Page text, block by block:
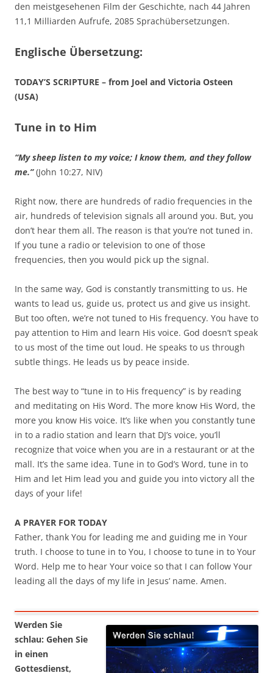
den meistgesehenen Film der Geschichte, nach 44 Jahren
11,1 Milliarden Aufrufe, 2085 Sprachübersetzungen.
Englische Übersetzung:
TODAY’S SCRIPTURE – from Joel and Victoria Osteen
(USA)
Tune in to Him
“My sheep listen to my voice; I know them, and they follow
me.”(John 10:27, NIV)
Right now, there are hundreds of radio frequencies in the
air, hundreds of television signals all around you. But, you
don’t hear them all. The reason is that you’re not tuned in.
If you tune a radio or television to one of those
frequencies, then you would pick up the signal.
In the same way, God is constantly transmitting to us. He
wants to lead us, guide us, protect us and give us insight.
But too often, we’re not tuned to His frequency. You have to
pay attention to Him and learn His voice. God doesn’t speak
to us most of the time out loud. He speaks to us through
subtle things. He leads us by peace inside.
The best way to “tune in to His frequency” is by reading
and meditating on His Word. The more know His Word, the
more you know His voice. It’s like when you constantly tune
in to a radio station and learn that DJ’s voice, you’ll
recognize that voice when you are in a restaurant or at the
mall. It’s the same idea. Tune in to God’s Word, tune in to
Him and let Him lead you and guide you into victory all the
days of your life!
A PRAYER FOR TODAY
Father, thank You for leading me and guiding me in Your
truth. I choose to tune in to You, I choose to tune in to Your
Word. Help me to hear Your voice so that I can follow Your
leading all the days of my life in Jesus’ name. Amen.
Werden Sie
schlau: Gehen Sie
in einen
Gottesdienst,